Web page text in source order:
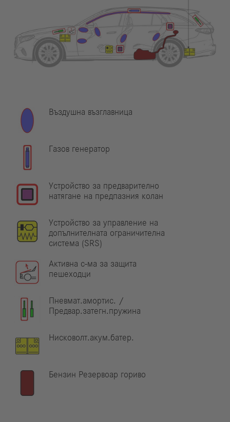
Въздушна възглавница
Газов генератор
Устройство за предварително
натягане на предпазния колан
Устройство за управление на
допълнителната ограничителна
система (SRS)
Активна с-ма за защита
пешеходци
Пневмат.амортис. /
Предвар.затегн.пружина
Нисковолт.акум.батер.
Бензин Резервоар гориво